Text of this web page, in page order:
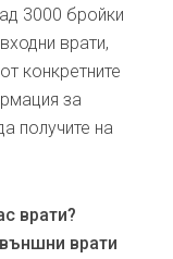
3000 бройки
врати,
конкретните
за
получите на
врати?
врати